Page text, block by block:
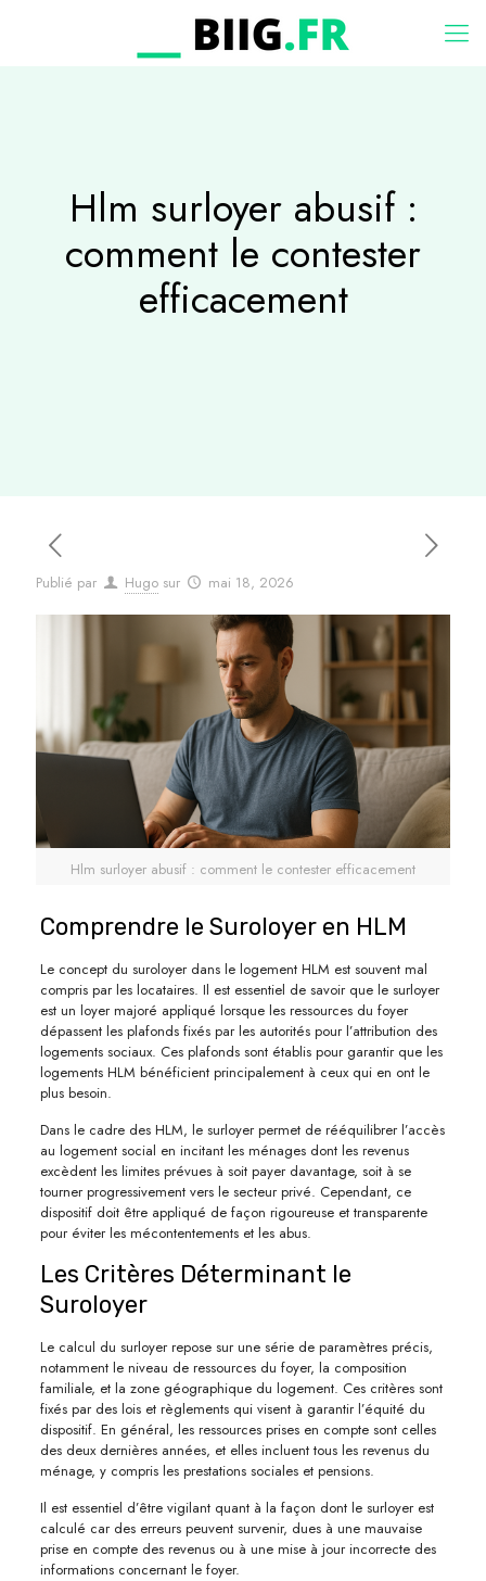
Hlm surloyer abusif :
comment le contester
efficacement
Publié par Hugo sur mai 18, 2026
Hlm surloyer abusif : comment le contester efficacement
Comprendre le Suroloyer en HLM
Le concept du suroloyer dans le logement HLM est souvent mal
compris par les locataires. Il est essentiel de savoir que le surloyer
est un loyer majoré appliqué lorsque les ressources du foyer
dépassent les plafonds fixés par les autorités pour l’attribution des
logements sociaux. Ces plafonds sont établis pour garantir que les
logements HLM bénéficient principalement à ceux qui en ont le
plus besoin.
Dans le cadre des HLM, le surloyer permet de rééquilibrer l’accès
au logement social en incitant les ménages dont les revenus
excèdent les limites prévues à soit payer davantage, soit à se
tourner progressivement vers le secteur privé. Cependant, ce
dispositif doit être appliqué de façon rigoureuse et transparente
pour éviter les mécontentements et les abus.
Les Critères Déterminant le
Suroloyer
Le calcul du surloyer repose sur une série de paramètres précis,
notamment le niveau de ressources du foyer, la composition
familiale, et la zone géographique du logement. Ces critères sont
fixés par des lois et règlements qui visent à garantir l’équité du
dispositif. En général, les ressources prises en compte sont celles
des deux dernières années, et elles incluent tous les revenus du
ménage, y compris les prestations sociales et pensions.
Il est essentiel d’être vigilant quant à la façon dont le surloyer est
calculé car des erreurs peuvent survenir, dues à une mauvaise
prise en compte des revenus ou à une mise à jour incorrecte des
informations concernant le foyer.